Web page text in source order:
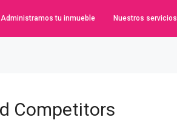
Administramos tu inmueble Nuestros servicios
Competitors